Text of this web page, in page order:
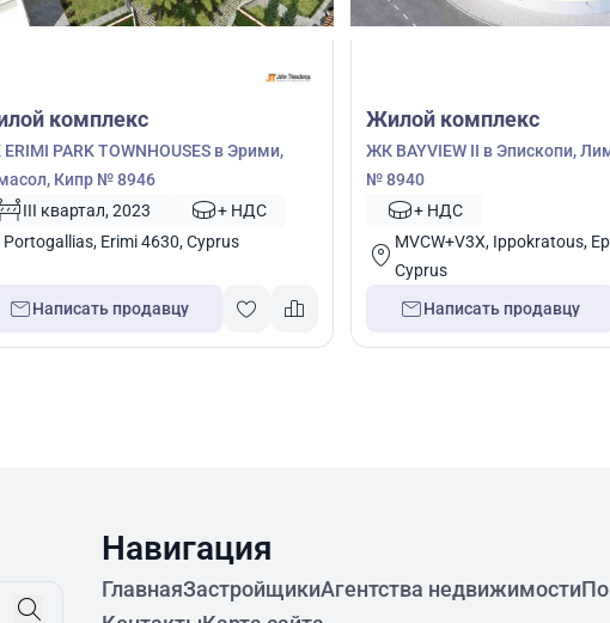
комплекс
PARK TOWNHOUSES в Эрими,
Кипр № 8946
III квартал, 2023
+ НДС
Portogallias, Erimi 4630, Cyprus
Написать продавцу
Жилой комплекс
ЖК BAYVIEW II в Эпископи,
№ 8940
+ НДС
MVCW+V3X, Ippokratous,
Cyprus
Написать продавцу
Навигация
ГлавнаяЗастройщикиАгентства недвижимости